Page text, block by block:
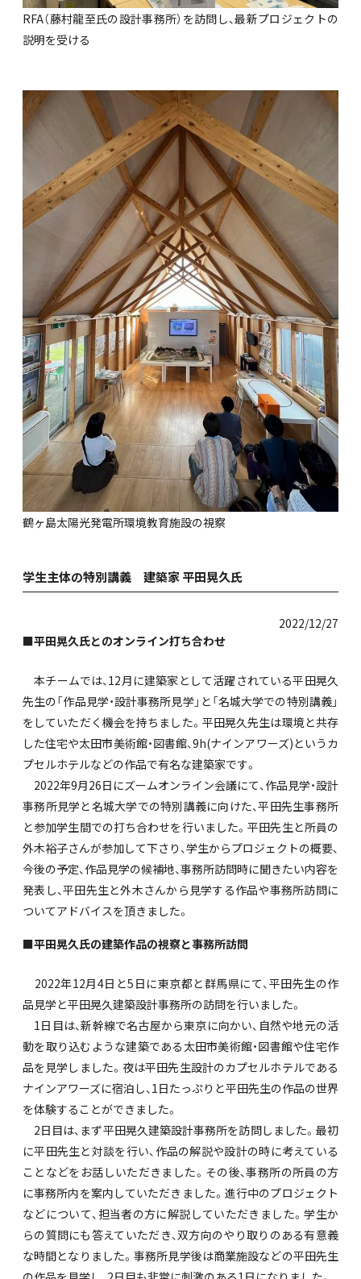
RFA（藤村龍至氏の設計事務所）を訪問し、最新プロジェクトの
説明を受ける
鶴ヶ島太陽光発電所環境教育施設の視察
学生主体の特別講義 建築家 平田晃久氏
2022/12/27
■平田晃久氏とのオンライン打ち合わせ
本チームでは、12月に建築家として活躍されている平田晃久
先生の「作品見学・設計事務所見学」と「名城大学での特別講義」
をしていただく機会を持ちました。平田晃久先生は環境と共存
した住宅や太田市美術館・図書館、9h(ナインアワーズ)というカ
プセルホテルなどの作品で有名な建築家です。
2022年9月26日にズームオンライン会議にて、作品見学・設計
事務所見学と名城大学での特別講義に向けた、平田先生事務所
と参加学生間での打ち合わせを行いました。平田先生と所員の
外木裕子さんが参加して下さり、学生からプロジェクトの概要、
今後の予定、作品見学の候補地、事務所訪問時に聞きたい内容を
発表し、平田先生と外木さんから見学する作品や事務所訪問に
ついてアドバイスを頂きました。
■平田晃久氏の建築作品の視察と事務所訪問
2022年12月4日と5日に東京都と群馬県にて、平田先生の作
品見学と平田晃久建築設計事務所の訪問を行いました。
1日目は、新幹線で名古屋から東京に向かい、自然や地元の活
動を取り込むような建築である太田市美術館・図書館や住宅作
品を見学しました。夜は平田先生設計のカプセルホテルである
ナインアワーズに宿泊し、1日たっぷりと平田先生の作品の世界
を体験することができました。
2日目は、まず平田晃久建築設計事務所を訪問しました。最初
に平田先生と対談を行い、作品の解説や設計の時に考えている
ことなどをお話しいただきました。その後、事務所の所員の方
に事務所内を案内していただきました。進行中のプロジェクト
などについて、担当者の方に解説していただきました。学生か
らの質問にも答えていただき、双方向のやり取りのある有意義
な時間となりました。事務所見学後は商業施設などの平田先生